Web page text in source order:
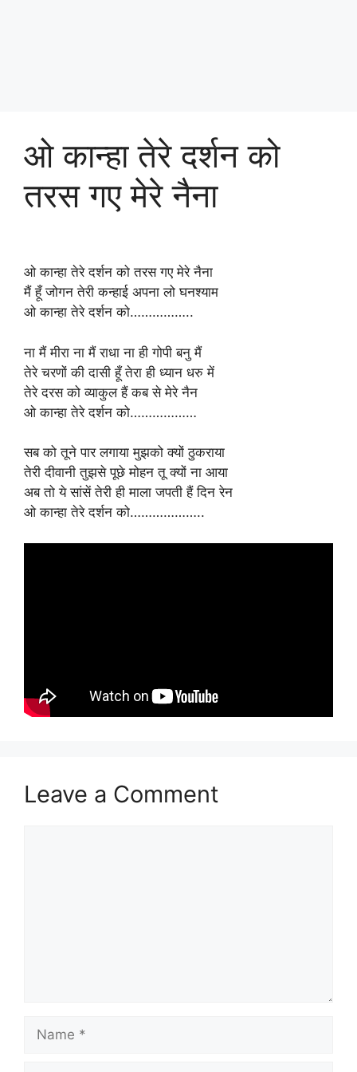
ओ कान्हा तेरे दर्शन को
तरस गए मेरे नैना
ओ कान्हा तेरे दर्शन को तरस गए मेरे नैना
मैं हूँ जोगन तेरी कन्हाई अपना लो घनश्याम
ओ कान्हा तेरे दर्शन को……………..
ना मैं मीरा ना मैं राधा ना ही गोपी बनु मैं
तेरे चरणों की दासी हूँ तेरा ही ध्यान धरु में
तेरे दरस को व्याकुल हैं कब से मेरे नैन
ओ कान्हा तेरे दर्शन को………………
सब को तूने पार लगाया मुझको क्यों ठुकराया
तेरी दीवानी तुझसे पूछे मोहन तू क्यों ना आया
अब तो ये सांसें तेरी ही माला जपती हैं दिन रेन
ओ कान्हा तेरे दर्शन को………………..
Leave a Comment